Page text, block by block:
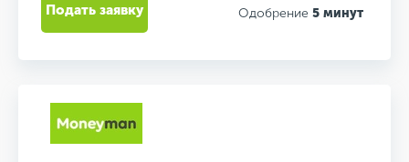
Одобрение 5 минут
Подать заявку